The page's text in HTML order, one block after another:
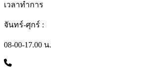
เวลาทำการ
จันทร์-ศุกร์ :
08-00-17.00 น.